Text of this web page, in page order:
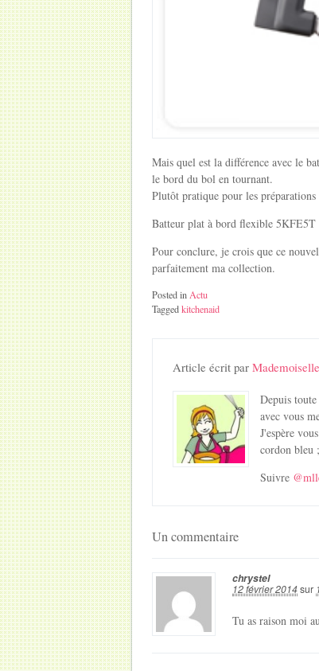
Mais quel est la différence avec le
le bord du bol en tournant.
Plutôt pratique pour les
Batteur plat à bord flexible
Pour conclure, je crois que ce
parfaitement ma collection.
Posted in Actu
Taggedkitchenaid
Article écrit par
Depuis
avec vous
J'espère
cordon bleu
Suivre
Un commentaire
chrystel
12 février 2014sur
Tu as raison moi